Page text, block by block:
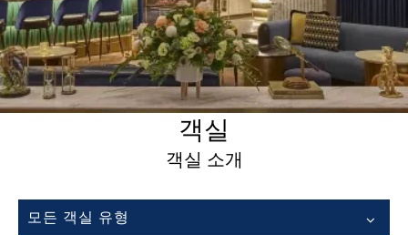
객실
객실 소개
모든 객실 유형